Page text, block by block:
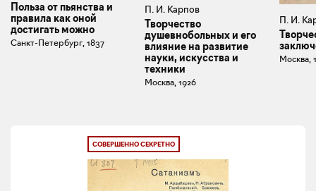
Польза от пьянства и
правила как оной
достигать можно
Санкт-Петербург, 1837
П. И. Карпов
Творчество
душевнобольных и его
влияние на развитие
науки, искусства и
техники
Москва, 1926
П. И.
Москва,
СОВЕРШЕННО СЕКРЕТНО